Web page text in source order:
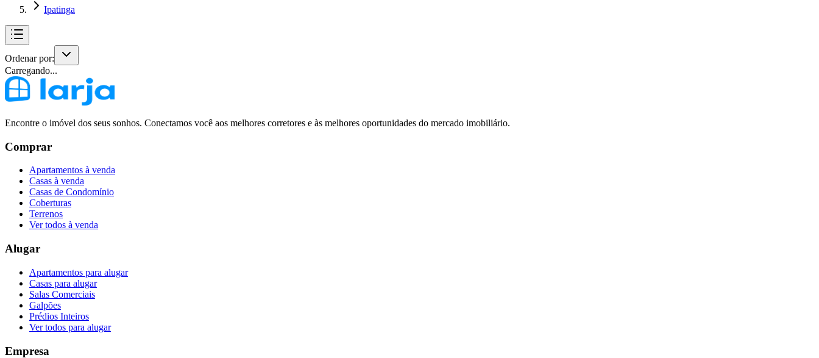
Ipatinga
Ordenar por:
Carregando...
Encontre o imóvel dos seus sonhos. Conectamos você aos melhores corretores e às melhores oportunidades do mercado imobiliário.
Comprar
Apartamentos à venda
Casas à venda
Casas de Condomínio
Coberturas
Terrenos
Ver todos à venda
Alugar
Apartamentos para alugar
Casas para alugar
Salas Comerciais
Galpões
Prédios Inteiros
Ver todos para alugar
Empresa